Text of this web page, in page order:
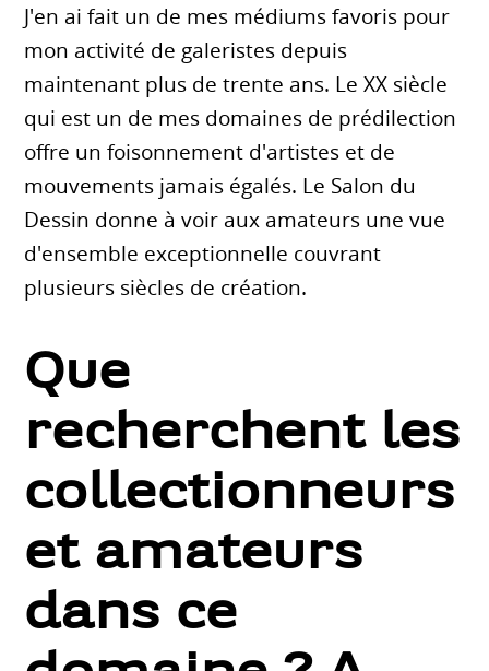
J'en ai fait un de mes médiums favoris pour
mon activité de galeristes depuis
maintenant plus de trente ans. Le XX siècle
qui est un de mes domaines de prédilection
offre un foisonnement d'artistes et de
mouvements jamais égalés. Le Salon du
Dessin donne à voir aux amateurs une vue
d'ensemble exceptionnelle couvrant
plusieurs siècles de création.
Que
recherchent les
collectionneurs
et amateurs
dans ce